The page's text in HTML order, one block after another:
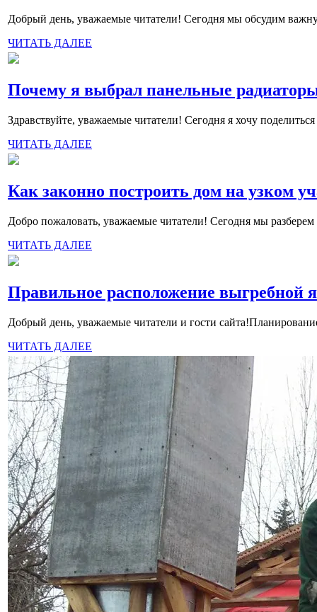
Добрый день, уважаемые читатели! Сегодня мы обсудим
ЧИТАТЬ ДАЛЕЕ
Почему я выбрал панельные
Здравствуйте, уважаемые читатели! Сегодня я хочу
ЧИТАТЬ ДАЛЕЕ
Как законно построить дом на узком
Добро пожаловать, уважаемые читатели! Сегодня мы
ЧИТАТЬ ДАЛЕЕ
Правильное расположение выгребной
Добрый день, уважаемые читатели и гости
ЧИТАТЬ ДАЛЕЕ